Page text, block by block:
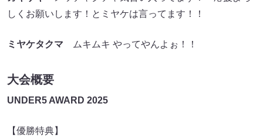
しくお願いします！とミヤケは言ってます！！
ミヤケタクマ ムキムキ やってやんよぉ！！
大会概要
UNDER5 AWARD 2025
【優勝特典】